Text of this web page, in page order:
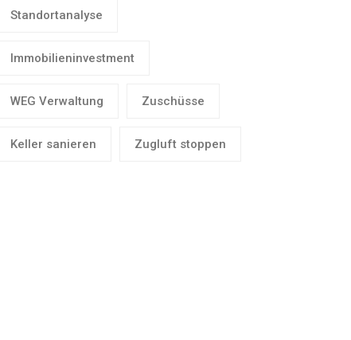
Standortanalyse
Immobilieninvestment
WEG Verwaltung Zuschüsse
Keller sanieren Zugluft stoppen